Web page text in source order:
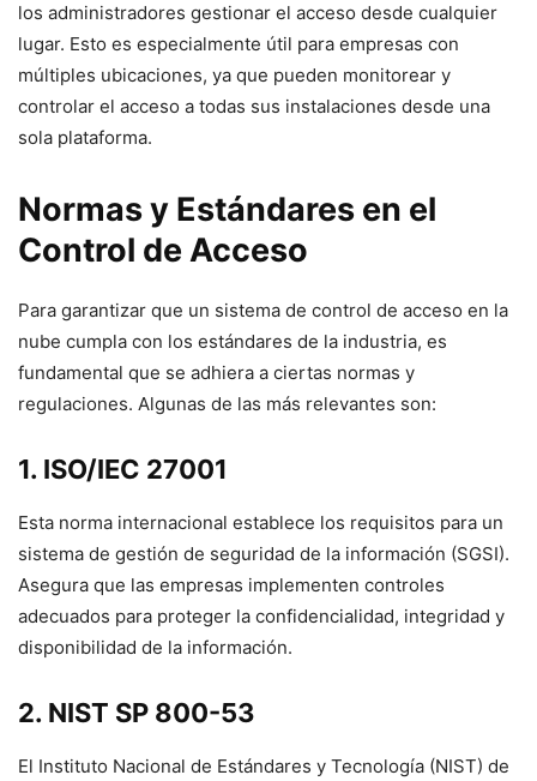
los administradores gestionar el acceso desde cualquier
lugar. Esto es especialmente útil para empresas con
múltiples ubicaciones, ya que pueden monitorear y
controlar el acceso a todas sus instalaciones desde una
sola plataforma.
Normas y Estándares en el
Control de Acceso
Para garantizar que un sistema de control de acceso en la
nube cumpla con los estándares de la industria, es
fundamental que se adhiera a ciertas normas y
regulaciones. Algunas de las más relevantes son:
1. ISO/IEC 27001
Esta norma internacional establece los requisitos para un
sistema de gestión de seguridad de la información (SGSI).
Asegura que las empresas implementen controles
adecuados para proteger la confidencialidad, integridad y
disponibilidad de la información.
2. NIST SP 800-53
El Instituto Nacional de Estándares y Tecnología (NIST) de